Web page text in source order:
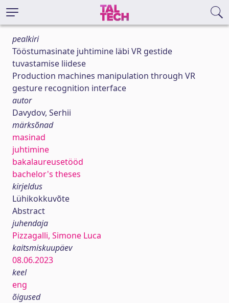
pealkiri
Tööstumasinate juhtimine läbi VR gestide
tuvastamise liidese
Production machines manipulation through VR
gesture recognition interface
autor
Davydov, Serhii
märksõnad
masinad
juhtimine
bakalaureusetööd
bachelor's theses
kirjeldus
Lühikokkuvõte
Abstract
juhendaja
Pizzagalli, Simone Luca
kaitsmiskuupäev
08.06.2023
keel
eng
õigused